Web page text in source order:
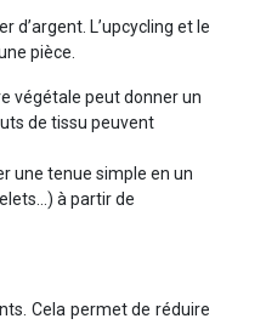
L’upcycling et le
pièce.
végétale peut donner un
de tissu peuvent
une tenue simple en un
à partir de
Cela permet de réduire